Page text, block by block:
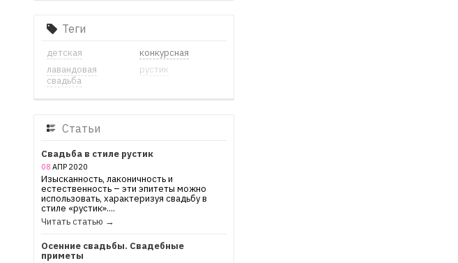
Теги
детская
конкурсная
лавандовая
свадьба
рустик
Статьи
Свадьба в стиле рустик
08 АПР 2020
Изысканность, лаконичность и
естественность – эти эпитеты можно
использовать, характеризуя свадьбу в
стиле «рустик»....
Читать статью →
Осенние свадьбы. Свадебные
приметы